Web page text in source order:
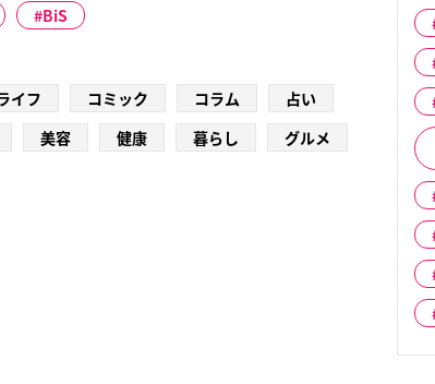
BiS
イフ コミック コラム
占い
美容 健康 暮らし グルメ